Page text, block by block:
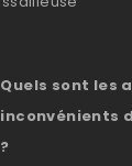
Quels sont les
inconvénients
?